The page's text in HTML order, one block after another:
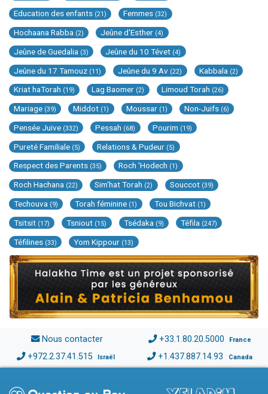
Education des enfants (21) Femmes (32)
Hochaana Rabba (2) Jeûne d'Esther (4)
Jeûne de Guedalia (3) Jeûne du 10 Tévet (4)
Jeûne du 17 Tamouz (11) Jeûne du 9 Av (22) Kabbala (2)
Kriat haTorah (19) Lag Baomer (2) Limoud Torah (26)
Mariage (39) Middot (1) Moussar (1) Non-Juifs (6)
Pensée Juive (332) Pessah (68) Pourim (19)
Pureté Familiale (5) Relations & Pudeur (5)
Respect des Parents (35) Roch 'Hodech (1)
Roch Hachana (22) Sim'hat Torah (2) Souccot (39)
Techouva (9) Torah féminine (1) Tou Bichvat (1)
Tsitsit (17) Tsniout (15) Tsédaka (9) Téfila (247)
Téfilines (33) Yom Kippour (13)
Nous contacter +33.1.80.20.5000 France
+972.2.37.41.515 Israël +1.437.887.14.93 Canada